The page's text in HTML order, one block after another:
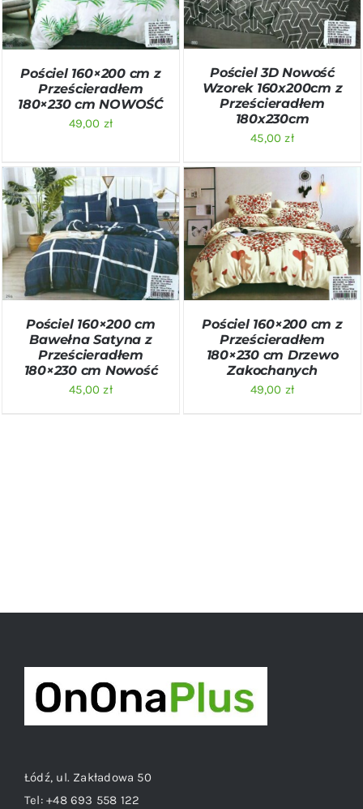
Pościel 160×200 cm z
Prześcieradłem
180×230 cm NOWOŚĆ
49,00 zł
Pościel 3D Nowość
Wzorek 160x200cm z
Prześcieradłem
180x230cm
45,00zł
DODAJ DO KOSZYKA
/
SZCZEGÓŁY
Pościel 160×200 cm
Bawełna Satyna z
Prześcieradłem
180×230 cm Nowość
45,00zł
DODAJ DO KOSZYKA
/
SZCZEGÓŁY
Pościel 160×200 cm z
Prześcieradłem
180×230 cm Drzewo
Zakochanych
49,00 zł
Łódź, ul. Zakładowa 50
Tel:+48 693 558 122